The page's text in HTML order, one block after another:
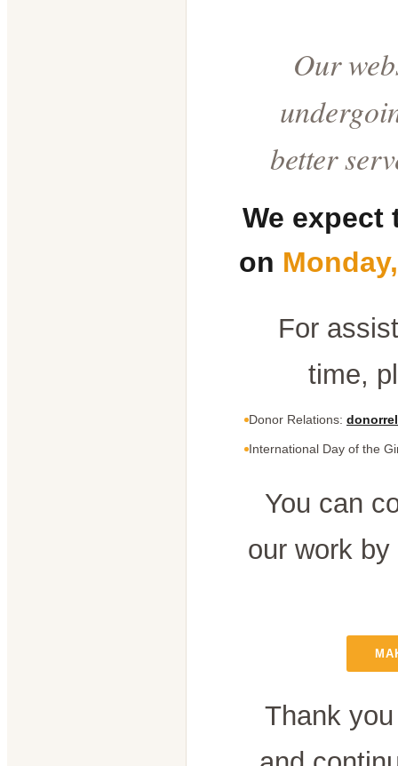
Our
better
We expect
on
For
time,
Donor Relations:
International Day of the
You can
our work
Thank